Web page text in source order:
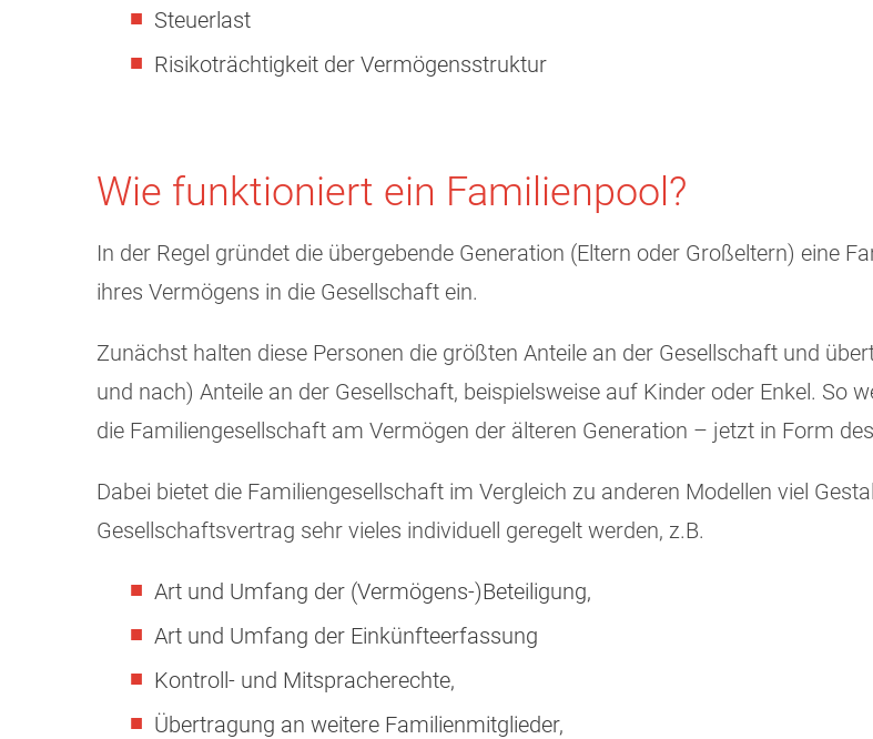
Steuerlast
Risikoträchtigkeit der Vermögensstruktur
Wie funktioniert ein Familienpool?
In der Regel gründet die übergebende Generation (Eltern oder Großeltern) eine
ihres Vermögens in die Gesellschaft ein.
Zunächst halten diese Personen die größten Anteile an der Gesellschaft und
und nach) Anteile an der Gesellschaft, beispielsweise auf Kinder oder Enkel. So
die Familiengesellschaft am Vermögen der älteren Generation – jetzt in Form
Dabei bietet die Familiengesellschaft im Vergleich zu anderen Modellen viel
Gesellschaftsvertrag sehr vieles individuell geregelt werden, z.B.
Art und Umfang der (Vermögens-)Beteiligung,
Art und Umfang der Einkünfteerfassung
Kontroll- und Mitspracherechte,
Übertragung an weitere Familienmitglieder,